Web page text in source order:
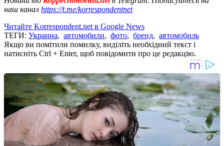
наш канал https://t.me/korrespondentnet
Читайте Korrespondent.net в Google News
ТЕГИ: Украина, автомобили, фото, бренд, автомобиль
Якщо ви помітили помилку, виділіть необхідний текст і
натисніть Ctrl + Enter, щоб повідомити про це редакцію.